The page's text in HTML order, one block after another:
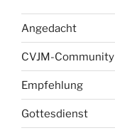
Angedacht
CVJM-Community
Empfehlung
Gottesdienst